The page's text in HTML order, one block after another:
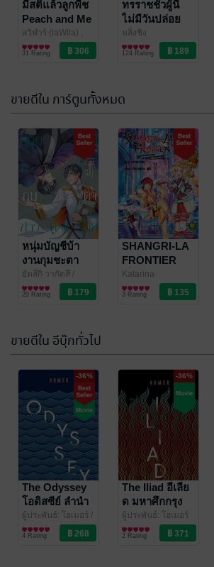
autism spectrum) makes her
so sweet and adorable, and makes for
good comedic moments. in addition,
denial of her feelings) cracked me up
multiple times to revisit these lovable
Crush (คนอะไรน่ารักเท่าโลก
meb translation team, Chaoplanoy
นิยาย Girl Love/Yuri
I dont know where to Start....it was
At first: the novel tells the story of
Second: its not a omegaverse story,
thai version?! so no alphas, omegas
aBL Story.
It's so well written, the story took my
a few times. The love and dynamic of
Babe felt so much more intense and
than the series.
absolute worth the money.
The Bonus Chapters were so special
too.
And last: the nc/r18 scenes were
I didnt acpect to love this novel that
so much 😍
แสดงทั้งหมด
รีวิวจาก
Annono
Pit Babe English Revised
alittlebixth
มีสติแล้วลูกพีช
Peach and Me
ลวิฬาร์ (laWila) ,
Somethingsblue /
Sunflower Book
นิยายวาย Boy
Love / Yaoi
31 Rating
ทรราชชั่วผู้นี้
ไม่มีวันปล่อย
เจ้าไป
หลิ่งชิง
นิยายรักจีนโบราณ
124 Rating
-46%
ทรวง
กระต่ายเงาจันทร์
นิยายรัก
113 Rating
เกิดใหม่คราวนี้
ขอเป็นตัว
มารดาไร้ใจ
รอยหมึก/ ม็อคนิญ่า
นิยายรัก
41 Rating
ขายดีใน การ์ตูนทั้งหมด
หนุ่มบัญชีบ้า
งานกุมชะตา
ชาวต่างโลก
เล่ม 7 (ฉบับ
ยัตสึกิ วากัตสึ /
PHOENIX NEXT
การ์ตูน Boy Love /
Yaoi
20 Rating
SHANGRI-LA
FRONTIER
เมื่อนักล่าเกม
ขยะท้าสู้ในเกม
เทพ เล่ม 20
Katarina
/Ryousuke Fuji /
LUCKPIM
การ์ตูนทั่วไป
3 Rating
นางร้ายมือใหม่
เป็นกำลังใจให้
ด้วยนะเจ้าคะ
เล่ม 3 (ฉบับ
การ์ตูน)
ซัตสึกิ นาคามุระ/
PHOENIX NEXT
การ์ตูนทั่วไป
8 Rating
good bye
Mr.TOP จุดจบ
สายรุก
มาสุชิตะ/ FirstLove
Pro Publishing
การ์ตูน Boy Love /
Yaoi
18 Rating
ขายดีใน อีบุ๊กทั่วไป
-36%
The Odyssey
โอดิสซีย์ ลำนำ
แห่งยูลิสซีส
ผู้ประพันธ์: โฮเมอร์ /
ต้นฉบับอังกฤษ: ซา
มูเอล บัตเลอร์/ผู้
ประวัติศาสตร์
4 Rating
-36%
The Iliad อีเลีย
ด มหาศึกกรุง
ทรอย
ผู้ประพันธ์: โฮเมอร์
ต้นฉบับอังกฤษ: ซา
มูเอล บัตเลอร์ ผู้
ประวัติศาสตร์
2 Rating